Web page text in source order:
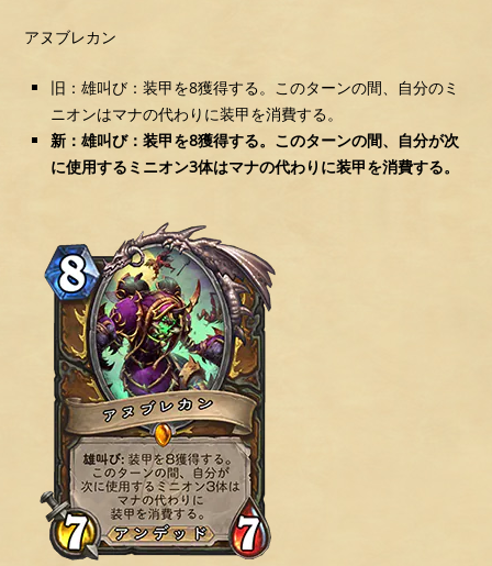
アヌブレカン
旧：雄叫び：装甲を8獲得する。このターンの間、自分のミ
ニオンはマナの代わりに装甲を消費する。
新：雄叫び：装甲を8獲得する。このターンの間、自分が次
に使用するミニオン3体はマナの代わりに装甲を消費する。